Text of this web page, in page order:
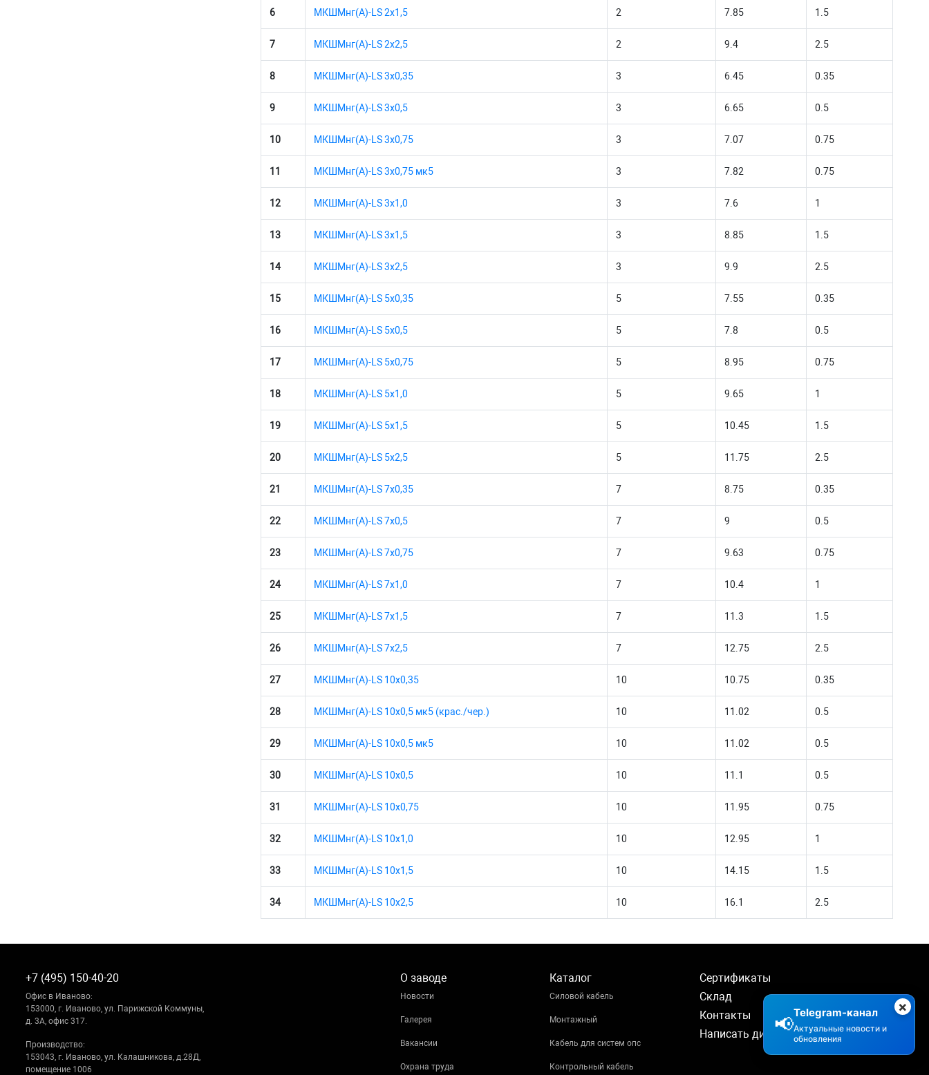
6 МКШМнг(А)-LS 2х1,5 2 7.85 1.5
7 МКШМнг(А)-LS 2х2,5 2 9.4 2.5
8 МКШМнг(А)-LS 3х0,35 3 6.45 0.35
9 МКШМнг(А)-LS 3х0,5 3 6.65 0.5
10 МКШМнг(А)-LS 3х0,75 3 7.07 0.75
11 МКШМнг(А)-LS 3х0,75 мк5 3 7.82 0.75
12 МКШМнг(А)-LS 3х1,0 3 7.6 1
13 МКШМнг(А)-LS 3х1,5 3 8.85 1.5
14 МКШМнг(А)-LS 3х2,5 3 9.9 2.5
15 МКШМнг(А)-LS 5х0,35 5 7.55 0.35
16 МКШМнг(А)-LS 5х0,5 5 7.8 0.5
17 МКШМнг(А)-LS 5х0,75 5 8.95 0.75
18 МКШМнг(А)-LS 5х1,0 5 9.65 1
19 МКШМнг(А)-LS 5х1,5 5 10.45 1.5
20 МКШМнг(А)-LS 5х2,5 5 11.75 2.5
21 МКШМнг(А)-LS 7х0,35 7 8.75 0.35
22 МКШМнг(А)-LS 7х0,5 7 9 0.5
23 МКШМнг(А)-LS 7х0,75 7 9.63 0.75
24 МКШМнг(А)-LS 7х1,0 7 10.4 1
25 МКШМнг(А)-LS 7х1,5 7 11.3 1.5
26 МКШМнг(А)-LS 7х2,5 7 12.75 2.5
27 МКШМнг(А)-LS 10х0,35 10 10.75 0.35
28 МКШМнг(А)-LS 10х0,5 мк5 (крас./чер.) 10 11.02 0.5
29 МКШМнг(А)-LS 10х0,5 мк5 10 11.02 0.5
30 МКШМнг(А)-LS 10х0,5 10 11.1 0.5
31 МКШМнг(А)-LS 10х0,75 10 11.95 0.75
32 МКШМнг(А)-LS 10х1,0 10 12.95 1
33 МКШМнг(А)-LS 10х1,5 10 14.15 1.5
34 МКШМнг(А)-LS 10х2,5 10 16.1 2.5
+7 (495) 150-40-20
Офис в Иваново:
153000, г. Иваново, ул. Парижской Коммуны,
д. 3А, офис 317.
Производство:
153043, г. Иваново, ул. Калашникова, д.28Д,
помещение 1006
О заводе
Новости
Галерея
Вакансии
Охрана труда
Каталог
Силовой кабель
Монтажный
Кабель для систем опс
Контрольный кабель
Сертификаты
Склад
Контакты
Написать директору
×
📢
Telegram-канал
Актуальные новости и
обновления